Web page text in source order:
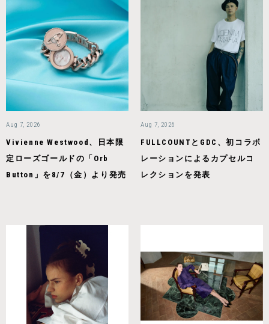
Aug 7, 2026
Vivienne Westwood、日本限
定ローズゴールドの「Orb
Button」を8/7（金）より発売
Aug 7, 2026
FULLCOUNTとGDC、初コラボ
レーションによるカプセルコ
レクションを発表